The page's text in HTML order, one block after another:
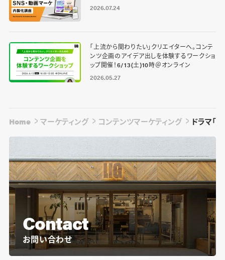
2026.07.24
「上流から関わりたい」クリエイターへ。コンテ
ンツ企画のアイデア出しを体験するワークショ
ップ開催！6/13(土)10時＠オンライン
2026.05.27
Home マーケティング コンテンツマーケティング ドラマ「
Contact
お問い合わせ